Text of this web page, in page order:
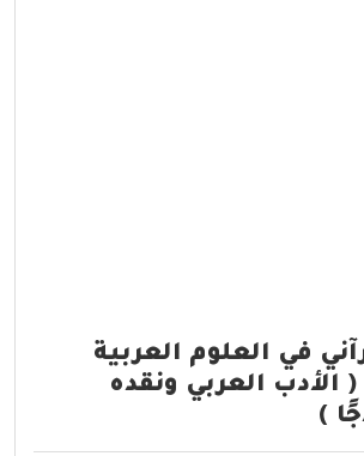
في العلوم العربية
الأدب العربي ونقده
)